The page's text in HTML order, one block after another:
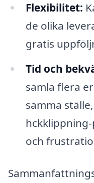
Flexibilitet:
de olika
gratis
Tid och
samla flera
samma
och